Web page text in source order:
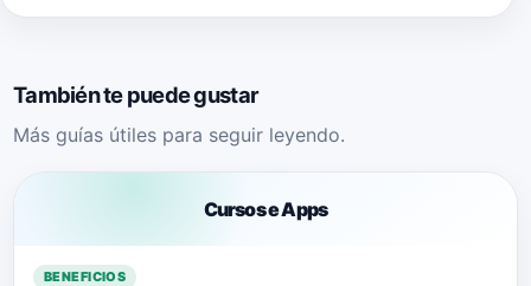
También te puede gustar
Más guías útiles para seguir leyendo.
Cursos e Apps
BENEFICIOS